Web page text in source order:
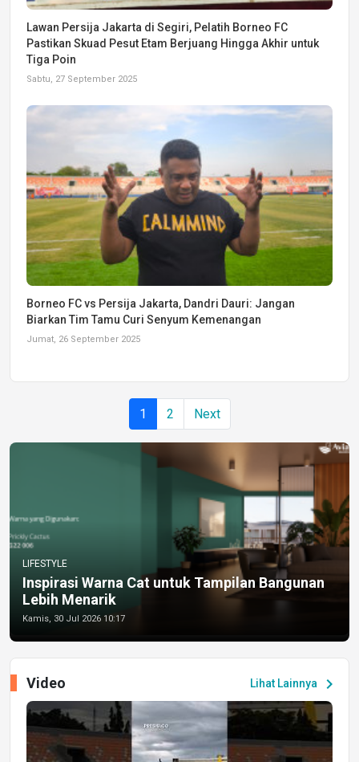
Lawan Persija Jakarta di Segiri, Pelatih Borneo FC
Pastikan Skuad Pesut Etam Berjuang Hingga Akhir untuk
Tiga Poin
Sabtu, 27 September 2025
Borneo FC vs Persija Jakarta, Dandri Dauri: Jangan
Biarkan Tim Tamu Curi Senyum Kemenangan
Jumat, 26 September 2025
1 2 Next
LIFESTYLE
Inspirasi Warna Cat untuk Tampilan Bangunan
Lebih Menarik
Kamis, 30 Jul 2026 10:17
Lihat Lainnya chevron_right
Video